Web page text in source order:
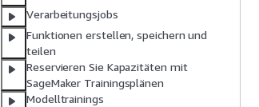
Verarbeitungsjobs
Funktionen erstellen, speichern und
teilen
Reservieren Sie Kapazitäten mit
SageMaker Trainingsplänen
Modelltrainings